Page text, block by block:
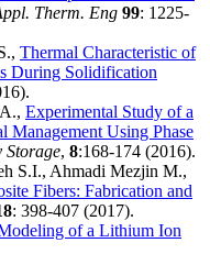
Therm. Eng 99: 1225-
Thermal Characteristic of
During Solidification
Experimental Study of a
Using Phase
Storage, 8:168-174 (2016).
S.I., Ahmadi Mezjin M.,
Fibers: Fabrication and
: 398-407 (2017).
of a Lithium Ion